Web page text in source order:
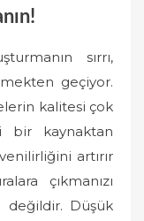
sırrı,
geçiyor.
kalitesi çok
bir kaynaktan
artırır
çıkmanızı
değildir. Düşük